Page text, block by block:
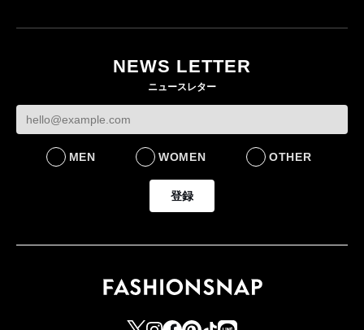
LIFESTYLE
社長 「のんびりした
ら先はない」“前進”す
BUSINESS
BUSINESS
NEWS LETTER
ニュースレター
MEN WOMEN OTHER
登録